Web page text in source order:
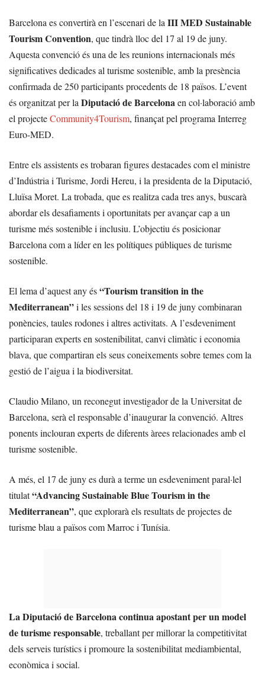
Barcelona es convertirà en l’escenari de la III MED Sustainable
Tourism Convention, que tindrà lloc del 17 al 19 de juny.
Aquesta convenció és una de les reunions internacionals més
significatives dedicades al turisme sostenible, amb la presència
confirmada de 250 participants procedents de 18 països. L’event
és organitzat per la Diputació de Barcelonaen col·laboració amb
el projecteCommunity4Tourism, finançat pel programa Interreg
Euro-MED.
Entre els assistents es trobaran figures destacades com el ministre
d’Indústria i Turisme, Jordi Hereu, i la presidenta de la Diputació,
Lluïsa Moret. La trobada, que es realitza cada tres anys, buscarà
abordar els desafiaments i oportunitats per avançar cap a un
turisme més sostenible i inclusiu. L’objectiu és posicionar
Barcelona com a líder en les polítiques públiques de turisme
sostenible.
El lema d’aquest any és“Tourism transition in the
Mediterranean”i les sessions del 18 i 19 de juny combinaran
ponències, taules rodones i altres activitats. A l’esdeveniment
participaran experts en sostenibilitat, canvi climàtic i economia
blava, que compartiran els seus coneixements sobre temes com la
gestió de l’aigua i la biodiversitat.
Claudio Milano, un reconegut investigador de la Universitat de
Barcelona, serà el responsable d’inaugurar la convenció. Altres
ponents inclouran experts de diferents àrees relacionades amb el
turisme sostenible.
A més, el 17 de juny es durà a terme un esdeveniment paral·lel
titulat“Advancing Sustainable Blue Tourism in the
Mediterranean”, que explorarà els resultats de projectes de
turisme blau a països com Marroc i Tunísia.
La Diputació de Barcelona continua apostant per un model
de turisme responsable, treballant per millorar la competitivitat
dels serveis turístics i promoure la sostenibilitat mediambiental,
econòmica i social.